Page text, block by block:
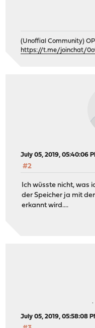
(Unoffial Community)
https://t.me/joinchat/
July 05, 2019, 05:40:06
#2
Ich wüsste nicht, was
der Speicher ja mit
erkannt wird....
July 05, 2019, 05:58:08